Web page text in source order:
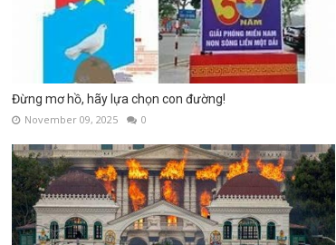
Đừng mơ hồ, hãy lựa chọn con đường!
November 09, 2025 0